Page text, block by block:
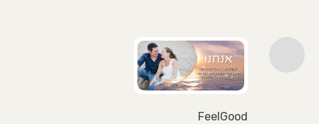
FeelGood